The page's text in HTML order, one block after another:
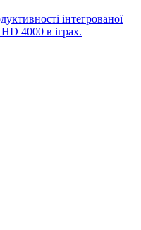
інтегрованої
4000 в іграх.